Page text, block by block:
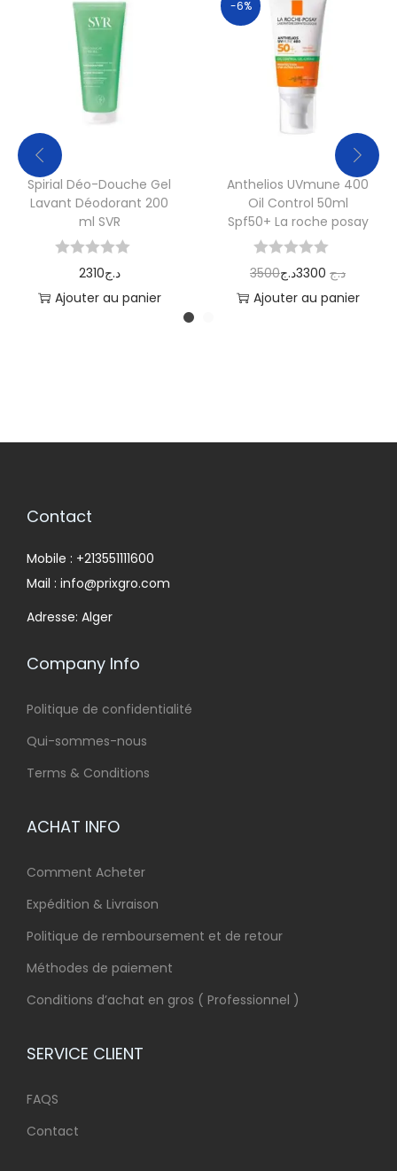
Spirial Déo-Douche Gel
Lavant Déodorant 200
ml SVR
2310د.ج
Ajouter au panier
-6%
Anthelios UVmune 400
Oil Control 50ml
Spf50+ La roche posay
3500 د.ج 3300د.ج
Ajouter au panier
Contact
Mobile : +213551111600
Mail : info@prixgro.com
Adresse: Alger
Company Info
Politique de confidentialité
Qui-sommes-nous
Terms & Conditions
ACHAT INFO
Comment Acheter
Expédition & Livraison
Politique de remboursement et de retour
Méthodes de paiement
Conditions d’achat en gros ( Professionnel )
SERVICE CLIENT
FAQS
Contact